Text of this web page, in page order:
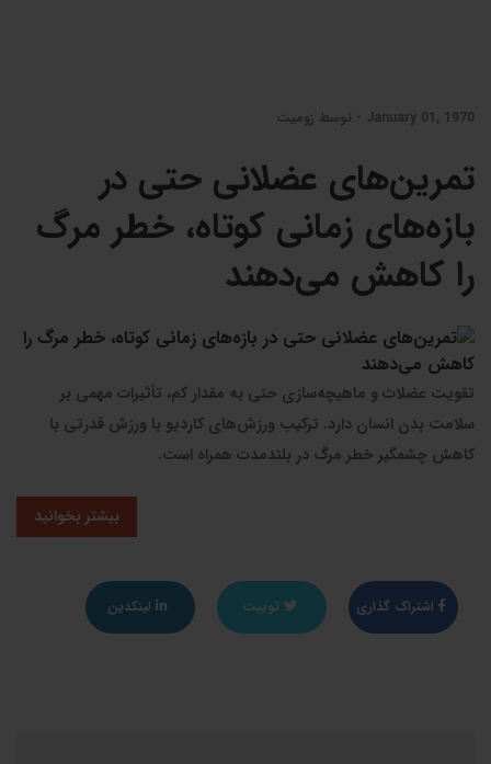
January 01, 1970 - توسط زومیت
تمرین‌های عضلانی حتی در
بازه‌های زمانی کوتاه، خطر مرگ
را کاهش می‌دهند
تقویت عضلات و ماهیچه‌‌سازی حتی به مقدار کم، تأثیرات مهمی بر
سلامت بدن انسان دارد. ترکیب ورزش‌های کاردیو با ورزش قدرتی با
کاهش چشمگیر خطر مرگ در بلندمدت همراه است.
بیشتر بخوانید
اشتراک گذاری توییت لینکدین